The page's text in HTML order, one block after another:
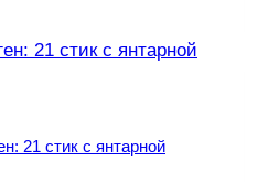
21 стик с янтарной